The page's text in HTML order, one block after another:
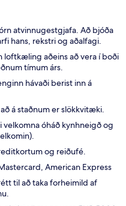
atvinnugestgjafa. Að bjóða
hans, rekstri og aðalfagi.
loftkæling aðeins að vera í boði
tímum árs.
hávaði berist inn á
á staðnum er slökkvitæki.
óháð kynhneigð og
og reiðufé.
American Express
til að taka forheimild af